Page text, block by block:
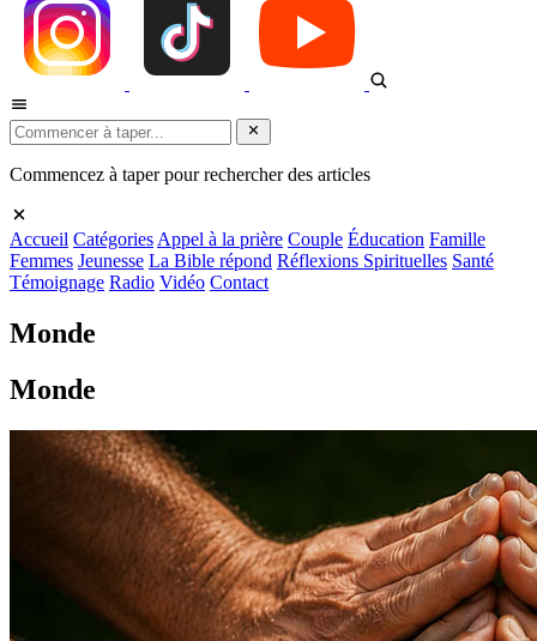
Commencez à taper pour rechercher des articles
Accueil Catégories Appel à la prière Couple Éducation Famille
Femmes Jeunesse La Bible répond Réflexions Spirituelles Santé
Témoignage Radio Vidéo Contact
Monde
Monde